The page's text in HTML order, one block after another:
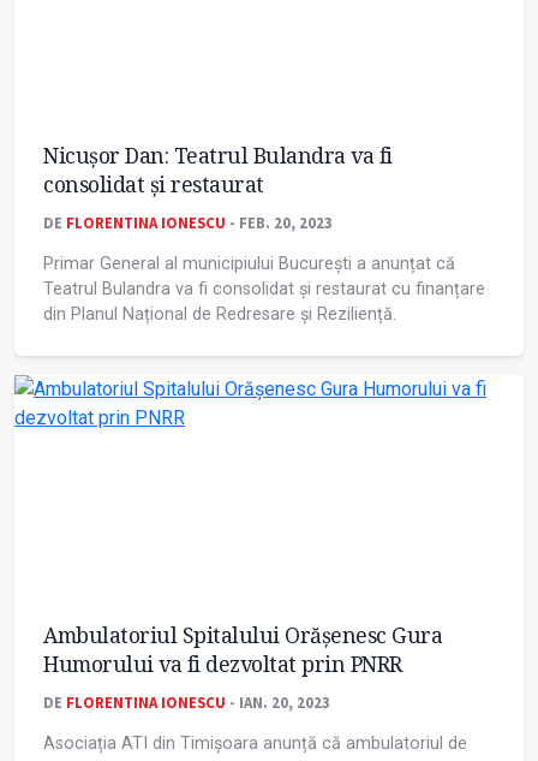
Nicușor Dan: Teatrul Bulandra va fi
consolidat și restaurat
DE FLORENTINA IONESCU - FEB. 20, 2023
Primar General al municipiului București a anunțat că
Teatrul Bulandra va fi consolidat și restaurat cu finanțare
din Planul Național de Redresare și Reziliență.
Ambulatoriul Spitalului Orășenesc Gura
Humorului va fi dezvoltat prin PNRR
DE FLORENTINA IONESCU - IAN. 20, 2023
Asociația ATI din Timișoara anunță că ambulatoriul de